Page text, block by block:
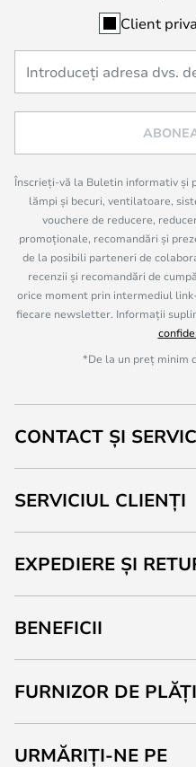
Client
Înscrieți-vă la Buletin informativ și
lămpi și becuri, ventilatoare,
vouchere de reducere,
promoționale, recomandări și
de la posibili parteneri de
recenzii și recomandări de
orice moment prin intermediul
fiecare newsletter. Informații
*De la un preț minim
CONTACT ȘI
SERVICIUL CLIENȚI
EXPEDIERE ȘI
BENEFICII
FURNIZOR DE PLĂȚI
URMĂRIȚI-NE PE